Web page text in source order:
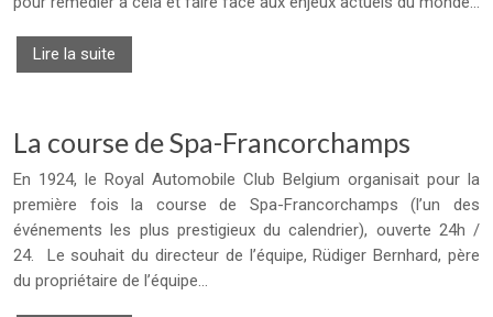
Lire la suite
La course de Spa-Francorchamps
En 1924, le Royal Automobile Club Belgium organisait pour la
première fois la course de Spa-Francorchamps (l’un des
événements les plus prestigieux du calendrier), ouverte 24h /
24. Le souhait du directeur de l’équipe, Rüdiger Bernhard, père
du propriétaire de l’équipe…